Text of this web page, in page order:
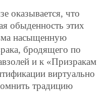
оказывается, что
обыденность этих
насыщенную
бродящего по
и к «Призракам
виртуально
традицию